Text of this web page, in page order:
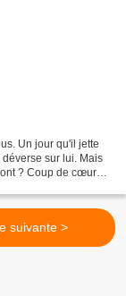
Un jour qu'il jette
sur lui. Mais
? Coup de cœur
suivante >